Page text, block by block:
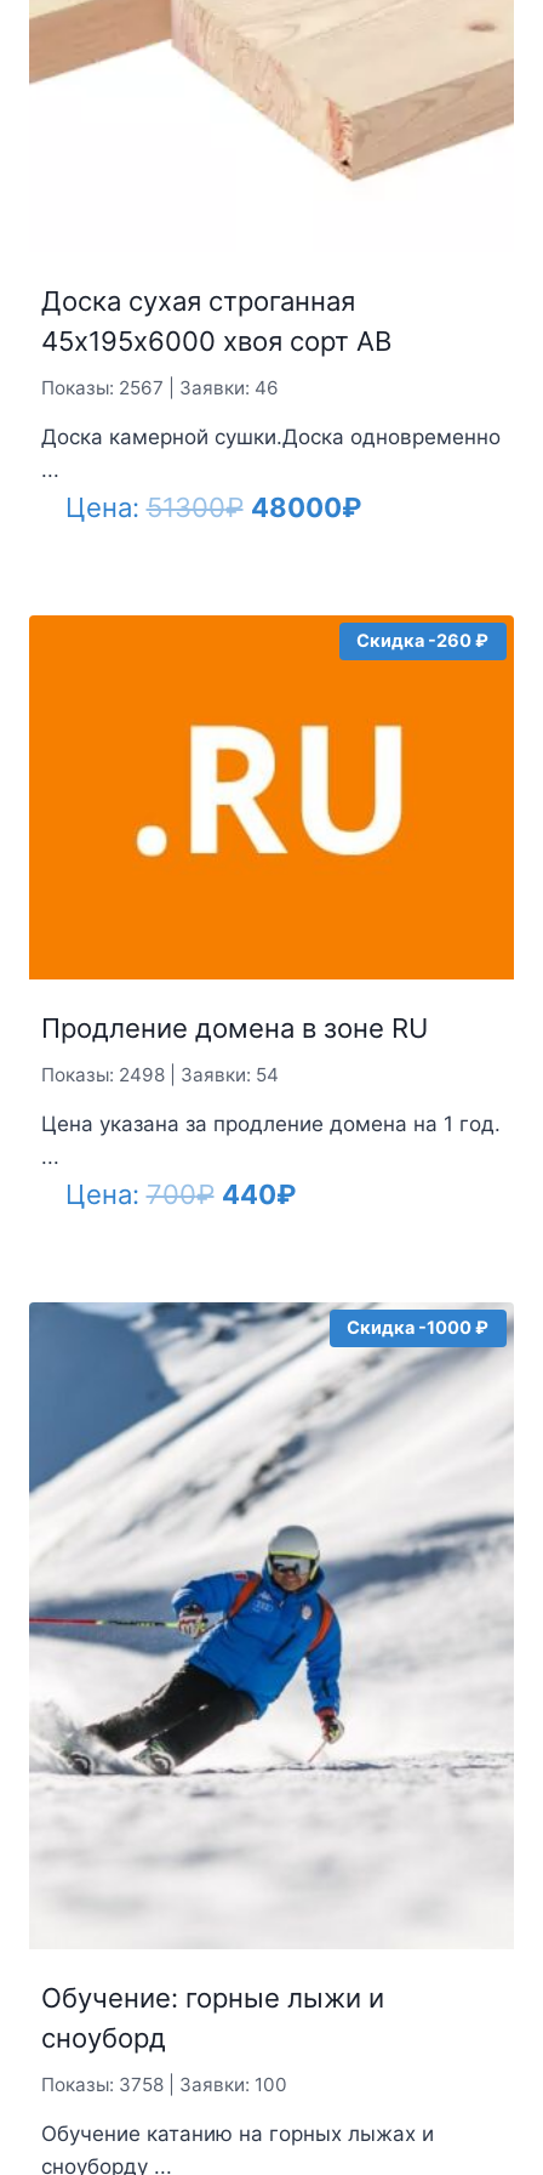
Доска сухая строганная
45х195х6000 хвоя сорт АВ
Показы: 2567 | Заявки: 46
Доска камерной сушки.Доска одновременно
...
Цена:51300₽ Первоначальная
51300₽.
48000₽Текущая
Скидка -260 ₽
Продление домена в зоне RU
Показы: 2498 | Заявки: 54
Цена указана за продление домена на 1 год.
...
Цена:700₽ Первоначальная
700₽.
440₽Текущая
Скидка -1000 ₽
Обучение: горные лыжи и
сноуборд
Показы: 3758 | Заявки: 100
Обучение катанию на горных лыжах и
сноуборду ...